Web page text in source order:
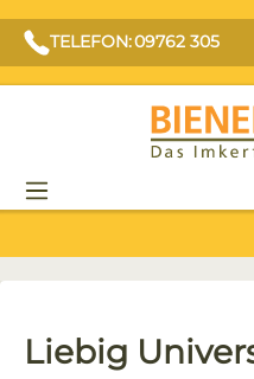
TELEFON: 09762 305
Liebig